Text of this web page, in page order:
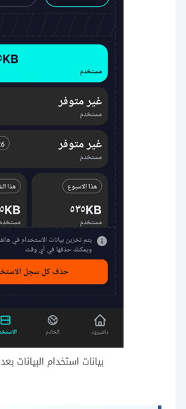
بيانات استخدام البيانات بعد NOVA VPN